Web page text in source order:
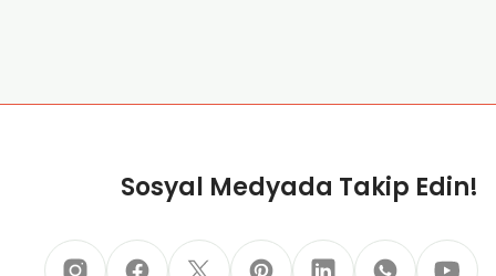
Sosyal Medyada Takip Edin!